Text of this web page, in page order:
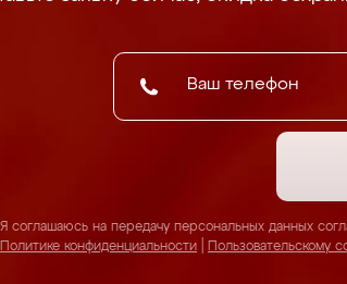
Я соглашаюсь на передачу персональных данных
Политике конфиденциальности
Пользовательскому